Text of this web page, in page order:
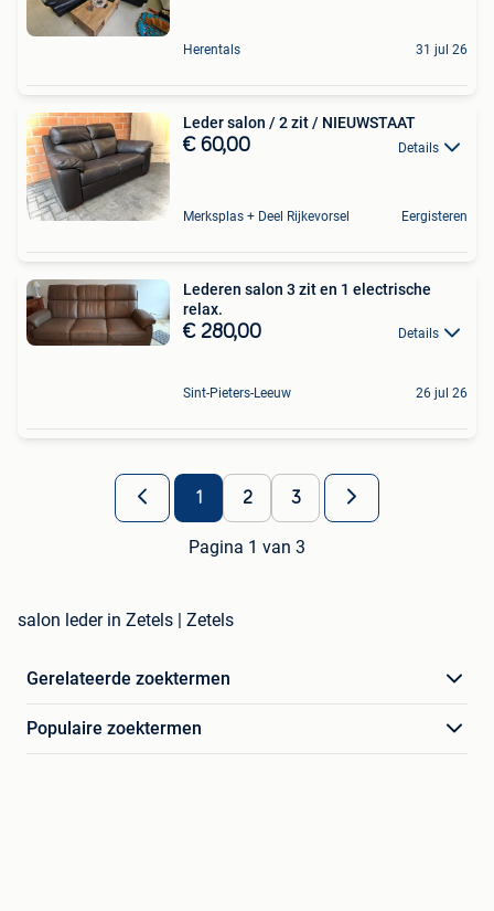
Herentals 31 jul 26
Leder salon / 2 zit / NIEUWSTAAT
€ 60,00 Details
Merksplas + Deel Rijkevorsel Eergisteren
Lederen salon 3 zit en 1 electrische
relax.
€ 280,00 Details
Sint-Pieters-Leeuw 26 jul 26
1 2 3
Pagina 1 van 3
salon leder in Zetels | Zetels
Gerelateerde zoektermen
Populaire zoektermen